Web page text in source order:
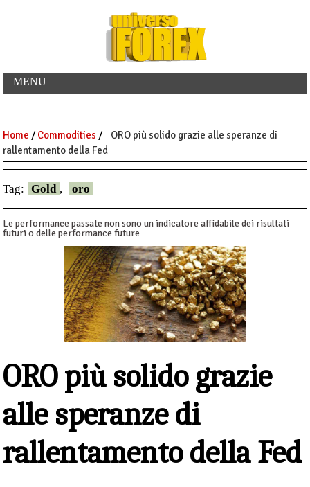
MENU
Home / Commodities /
ORO più solido grazie alle speranze di
rallentamento della Fed
Tag: Gold , oro
Le performance passate non sono un indicatore affidabile dei risultati
futuri o delle performance future
ORO più solido grazie
alle speranze di
rallentamento della Fed